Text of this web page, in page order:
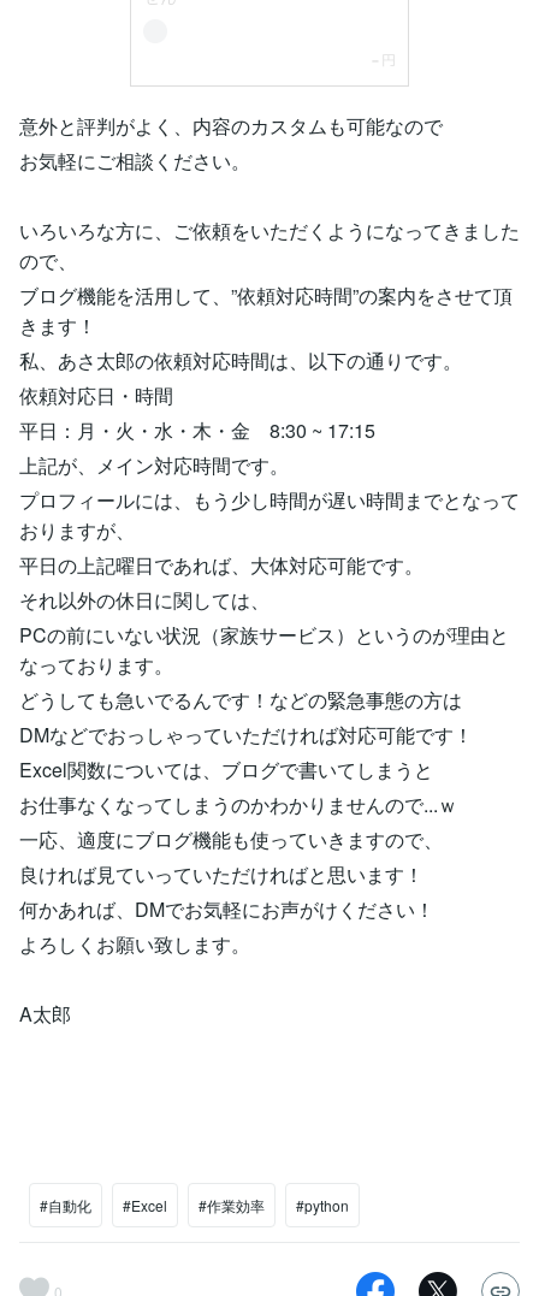
意外と評判がよく、内容のカスタムも可能なので
お気軽にご相談ください。
いろいろな方に、ご依頼をいただくようになってきました
ので、
ブログ機能を活用して、”依頼対応時間”の案内をさせて頂
きます！
私、あさ太郎の依頼対応時間は、以下の通りです。
依頼対応日・時間
平日：月・火・水・木・金 8:30 ~ 17:15
上記が、メイン対応時間です。
プロフィールには、もう少し時間が遅い時間までとなって
おりますが、
平日の上記曜日であれば、大体対応可能です。
それ以外の休日に関しては、
PCの前にいない状況（家族サービス）というのが理由と
なっております。
どうしても急いでるんです！などの緊急事態の方は
DMなどでおっしゃっていただければ対応可能です！
Excel関数については、ブログで書いてしまうと
お仕事なくなってしまうのかわかりませんので...ｗ
一応、適度にブログ機能も使っていきますので、
良ければ見ていっていただければと思います！
何かあれば、DMでお気軽にお声がけください！
よろしくお願い致します。
A太郎
#自動化 #Excel #作業効率 #python
0